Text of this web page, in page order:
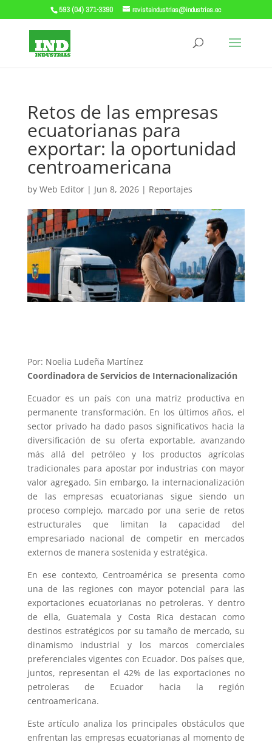
593 (04) 371-3390 revistaindustrias@industrias.ec
Retos de las empresas
ecuatorianas para
exportar: la oportunidad
centroamericana
by Web Editor| Jun 8, 2026| Reportajes
Por: Noelia Ludeña Martínez
Coordinadora de Servicios de Internacionalización
Ecuador es un país con una matriz productiva en
permanente transformación. En los últimos años, el
sector privado ha dado pasos significativos hacia la
diversificación de su oferta exportable, avanzando
más allá del petróleo y los productos agrícolas
tradicionales para apostar por industrias con mayor
valor agregado. Sin embargo, la internacionalización
de las empresas ecuatorianas sigue siendo un
proceso complejo, marcado por una serie de retos
estructurales que limitan la capacidad del
empresariado nacional de competir en mercados
externos de manera sostenida y estratégica.
En ese contexto, Centroamérica se presenta como
una de las regiones con mayor potencial para las
exportaciones ecuatorianas no petroleras. Y dentro
de ella, Guatemala y Costa Rica destacan como
destinos estratégicos por su tamaño de mercado, su
dinamismo industrial y los marcos comerciales
preferenciales vigentes con Ecuador. Dos países que,
juntos, representan el 42% de las exportaciones no
petroleras de Ecuador hacia la región
centroamericana.
Este artículo analiza los principales obstáculos que
enfrentan las empresas ecuatorianas al momento de